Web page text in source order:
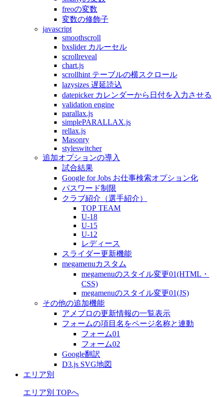
freoの変数
変数の修飾子
javascript
smoothscroll
bxslider カルーセル
scrollreveal
chart.js
scrollhint テーブルの横スクロール
lazysizes 遅延読込
datepicker カレンダーから日付を入力させる
validation engine
parallax.js
simplePARALLAX.js
rellax.js
Masonry
styleswitcher
追加オプションの導入
試合結果
Google for Jobs お仕事検索オプション化
パスワード制限
クラブ紹介（選手紹介）
TOP TEAM
U-18
U-15
U-12
レディース
スライダー更新機能
megamenuカスタム
megamenuのスタイル変更01(HTML・
CSS)
megamenuのスタイル変更01(JS)
その他の追加機能
アメブロの更新情報の一覧表示
フォームの項目名をページ名称と連動
フォーム01
フォーム02
Google翻訳
D3.js SVG地図
エリア別
エリア別 TOPへ